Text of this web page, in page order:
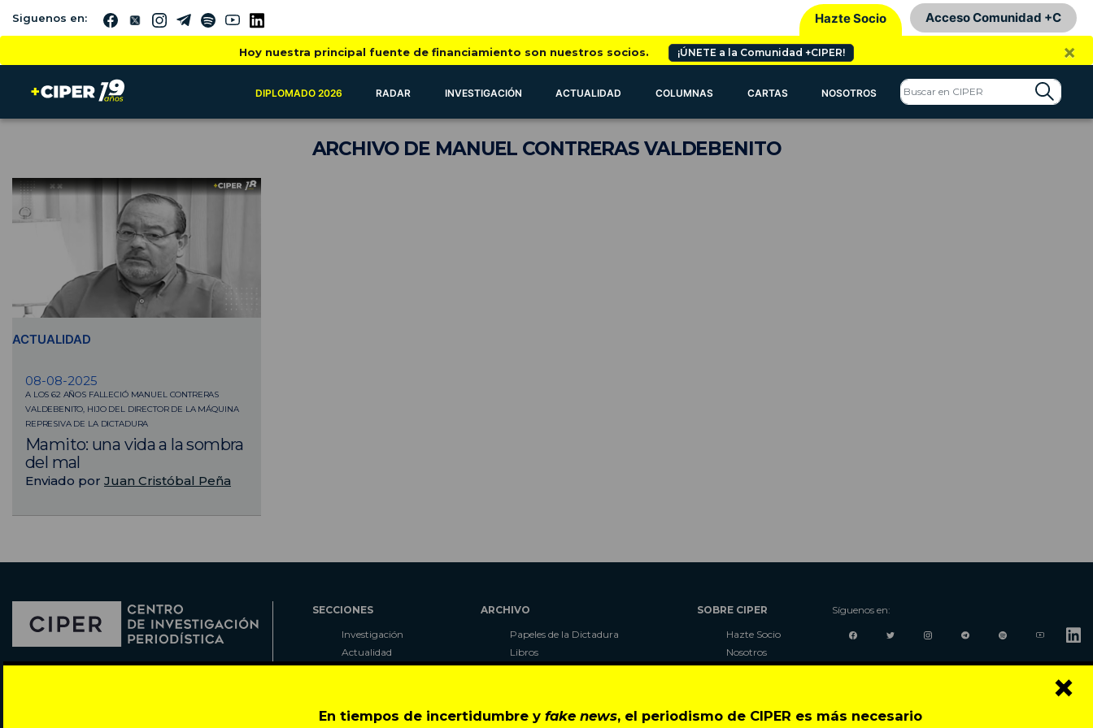
En tiempos de incertidumbre yfake news, el periodismo de CIPER es más necesario
×
Siguenos en: Hazte Socio Acceso Comunidad +C
Hoy nuestra principal fuente de financiamiento son nuestros socios. ¡ÚNETE a la Comunidad +CIPER! ×
DIPLOMADO 2026 RADAR INVESTIGACIÓN ACTUALIDAD COLUMNAS CARTAS NOSOTROS
ARCHIVODE MANUEL CONTRERAS VALDEBENITO
ACTUALIDAD
08-08-2025
A LOS 62 AÑOS FALLECIÓ MANUEL CONTRERAS
VALDEBENITO, HIJO DEL DIRECTOR DE LA MÁQUINA
REPRESIVA DE LA DICTADURA
Mamito: una vida a la sombra
del mal
Enviado por Juan Cristóbal Peña
SECCIONES
Investigación
Actualidad
Radar
ARCHIVO
Papeles de la Dictadura
Libros
LaBot Constituyente
SOBRE CIPER
Hazte Socio
Nosotros
Newsletter
Síguenos en: